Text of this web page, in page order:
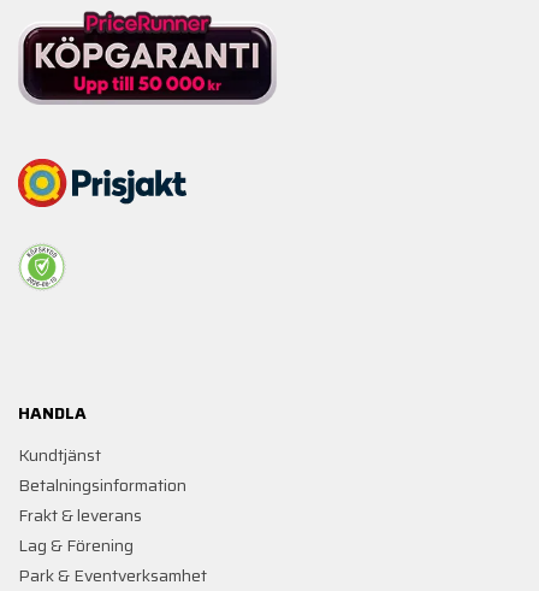
HANDLA
Kundtjänst
Betalningsinformation
Frakt & leverans
Lag & Förening
Park & Eventverksamhet